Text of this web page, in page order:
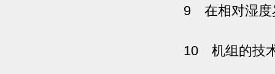
9 在相对湿度岁
10 机组的技